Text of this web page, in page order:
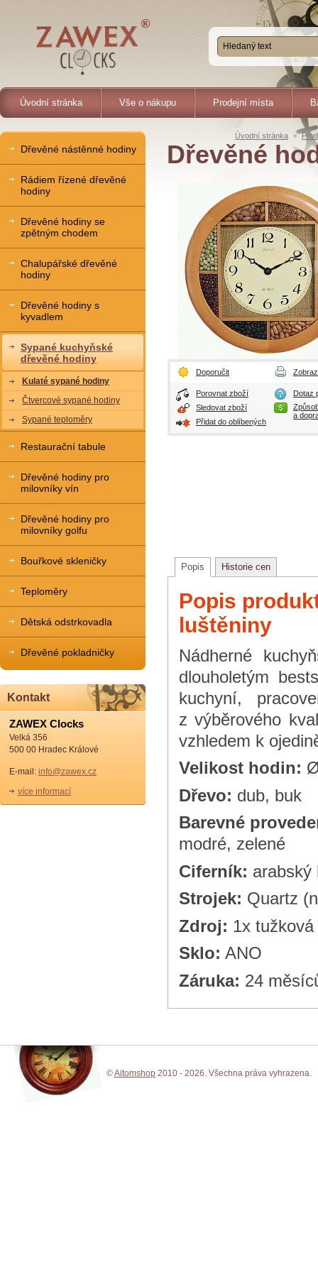
Úvodní stránka Vše o nákupu Prodejní místa
Úvodní stránka
Dřevěné
Doporučit
Porovnat zboží
Sledovat zboží
Přidat do oblíbených
Dotaz
a
Popis Historie cen
Popis
luštěniny
Nádherné
dlouholetým
kuchyní,
z výběrového
vzhledem k
Velikost hodin:
Dřevo: dub, buk
Barevné
modré, zelené
Ciferník: arabský
Strojek: Quartz
Zdroj: 1x
Sklo: ANO
Záruka: 24
Dřevěné nástěnné hodiny
Rádiem řízené dřevěné
hodiny
Dřevěné hodiny se
zpětným chodem
Chalupářské dřevěné
hodiny
Dřevěné hodiny s
kyvadlem
Sypané kuchyňské
dřevěné hodiny
Kulaté sypané hodiny
Čtvercové sypané hodiny
Sypané teploměry
Restaurační tabule
Dřevěné hodiny pro
milovníky vín
Dřevěné hodiny pro
milovníky golfu
Bouřkové skleničky
Teploměry
Dětská odstrkovadla
Dřevěné pokladničky
Kontakt
ZAWEX Clocks
Velká 356
500 00 Hradec Králové
E-mail: info@zawex.cz
více informací
©Aitomshop 2010 - 2026. Všechna práva vyhrazena.